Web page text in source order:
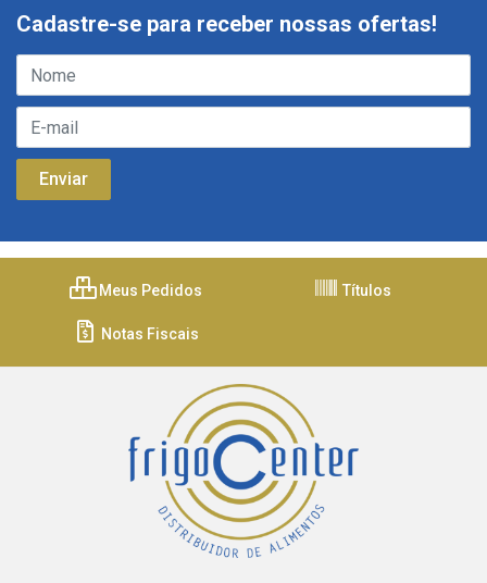
Cadastre-se para receber nossas ofertas!
Meus Pedidos Títulos
Notas Fiscais